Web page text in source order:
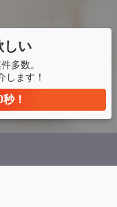
しい
多数。
します！
！